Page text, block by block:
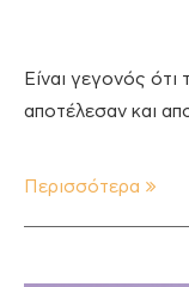
Είναι γεγονός
αποτέλεσαν και
Περισσότερα